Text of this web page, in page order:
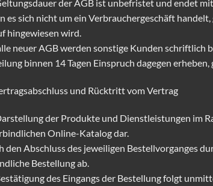
der AGB ist unbefristet und endet
es sich nicht um ein Verbrauchergeschäft
hingewiesen wird.
neuer AGB werden sonstige Kunden
binnen 14 Tagen Einspruch dagegen
und Rücktritt vom Vertrag
der Produkte und Dienstleistungen im
Online-Katalog dar.
den Abschluss des jeweiligen Bestellvorganges
Bestellung ab.
des Eingangs der Bestellung folgt